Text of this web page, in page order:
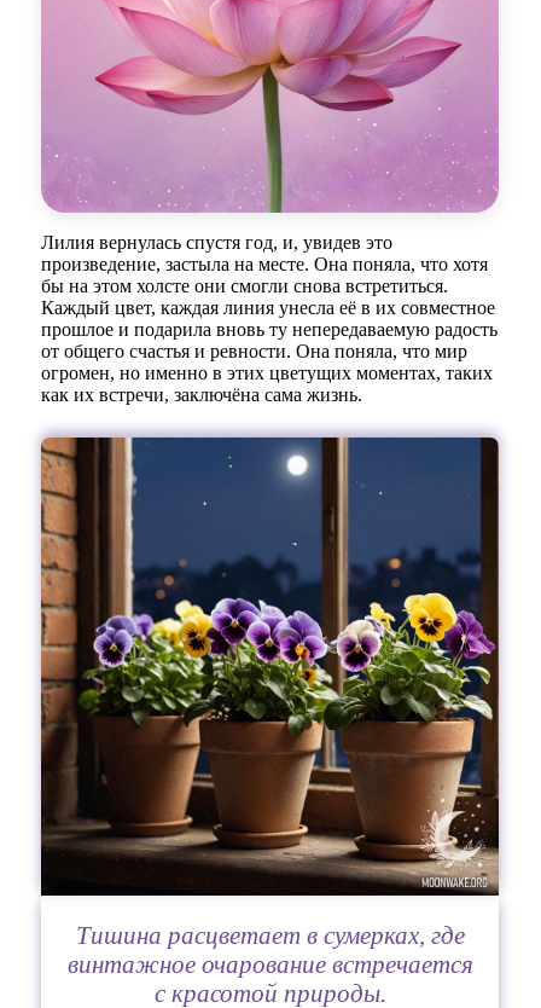
Лилия вернулась спустя год, и, увидев это
произведение, застыла на месте. Она поняла, что хотя
бы на этом холсте они смогли снова встретиться.
Каждый цвет, каждая линия унесла её в их совместное
прошлое и подарила вновь ту непередаваемую радость
от общего счастья и ревности. Она поняла, что мир
огромен, но именно в этих цветущих моментах, таких
как их встречи, заключёна сама жизнь.
Тишина расцветает в сумерках, где
винтажное очарование встречается
с красотой природы.